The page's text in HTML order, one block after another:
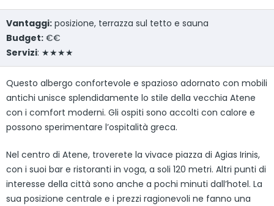
Vantaggi: posizione, terrazza sul tetto e sauna
Budget: €€
Servizi: ★★★★
Questo albergo confortevole e spazioso adornato con mobili
antichi unisce splendidamente lo stile della vecchia Atene
con i comfort moderni. Gli ospiti sono accolti con calore e
possono sperimentare l’ospitalità greca.
Nel centro di Atene, troverete la vivace piazza di Agias Irinis,
con i suoi bar e ristoranti in voga, a soli 120 metri. Altri punti di
interesse della città sono anche a pochi minuti dall’hotel. La
sua posizione centrale e i prezzi ragionevoli ne fanno una